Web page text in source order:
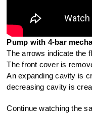
Pump with 4-bar
The arrows indicate the
The front cover is
An expanding cavity is
decreasing cavity is
Continue watching the